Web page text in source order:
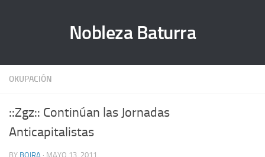
Nobleza Baturra
OKUPACIÓN
::Zgz:: Continúan las Jornadas
Anticapitalistas
BY BOIRA · MAYO 13, 2011